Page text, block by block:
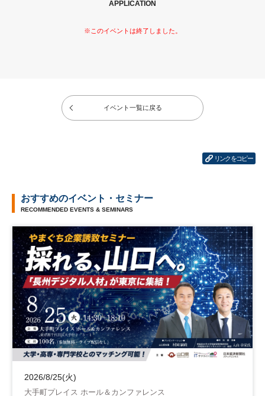
APPLICATION
イベント一覧に戻る
リンクをコピー
おすすめのイベント・セミナー
RECOMMENDED EVENTS & SEMINARS
2026/8/25(火)
大手町プレイス ホール＆カンファレンス